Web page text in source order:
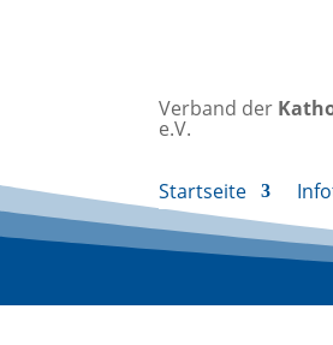
Verband der
e.V.
Startseite